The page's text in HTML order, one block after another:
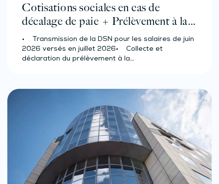
Cotisations sociales en cas de
décalage de paie + Prélèvement à la
source des salariés et assimilés
(effectif d’au moins 50 salariés)
• Transmission de la DSN pour les salaires de juin
2026 versés en juillet 2026• Collecte et
déclaration du prélèvement à la…